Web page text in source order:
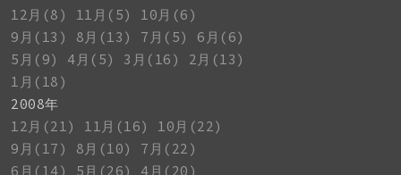
12月(8)
11月(5)
10月(6)
9月(13)
8月(13) 7月(5)
6月(6)
5月(9)
4月(5) 3月(16)
2月(13)
1月(18)
2008年
12月(21)
11月(16)
10月(22)
9月(17)
8月(10)
7月(22)
6月(14)
5月(26)
4月(20)